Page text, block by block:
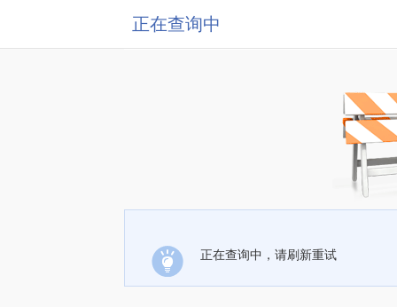
正在查询中
正在查询中，请刷新重试